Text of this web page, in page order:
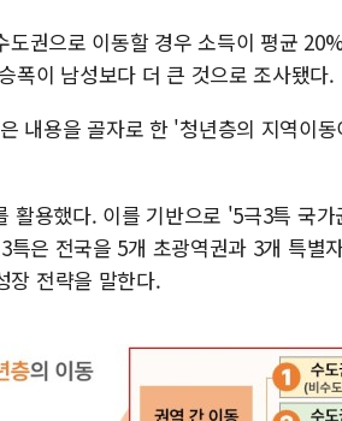
권으로 이동할 경우 소득이 평균
폭이 남성보다 더 큰 것으로 조사됐다.
내용을 골자로 한 '청년층의 지역이
활용했다. 이를 기반으로 '5극3특 국
은 전국을 5개 초광역권과 3개 특별
장 전략을 말한다.